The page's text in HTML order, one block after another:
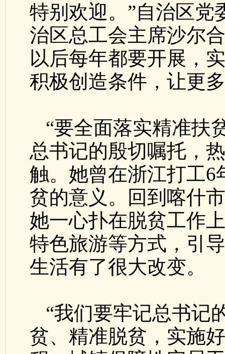
特别欢迎。”自治区党
治区总工会主席沙尔
以后每年都要开展，
积极创造条件，让更
“要全面落实精准扶
总书记的殷切嘱托，
触。她曾在浙江打工6
贫的意义。回到喀什
她一心扑在脱贫工作
特色旅游等方式，引
生活有了很大改变。
“我们要牢记总书记
贫、精准脱贫，实施